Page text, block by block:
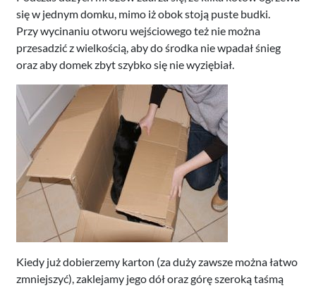
się w jednym domku, mimo iż obok stoją puste budki.
Przy wycinaniu otworu wejściowego też nie można
przesadzić z wielkością, aby do środka nie wpadał śnieg
oraz aby domek zbyt szybko się nie wyziębiał.
Kiedy już dobierzemy karton (za duży zawsze można łatwo
zmniejszyć), zaklejamy jego dół oraz górę szeroką taśmą